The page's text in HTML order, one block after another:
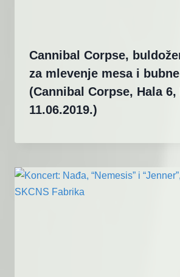
Cannibal Corpse,
za mlevenje mesa i
(Cannibal Corpse, Hala 6,
11.06.2019.)